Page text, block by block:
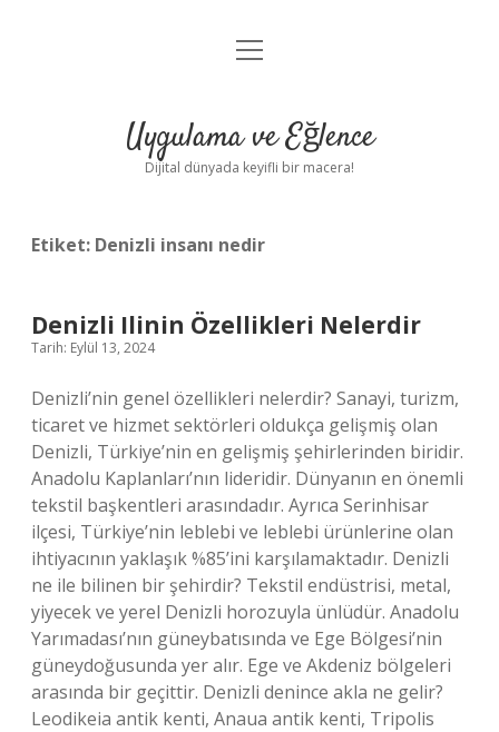
Anasayfa
Yasal Uyarı
menüyü
Uygulama ve Eğlence
Dijital dünyada keyifli bir macera!
Etiket: Denizli insanı nedir
Denizli Ilinin Özellikleri Nelerdir
Tarih: Eylül 13, 2024
Denizli’nin genel özellikleri nelerdir? Sanayi, turizm,
ticaret ve hizmet sektörleri oldukça gelişmiş olan
Denizli, Türkiye’nin en gelişmiş şehirlerinden biridir.
Anadolu Kaplanları’nın lideridir. Dünyanın en önemli
tekstil başkentleri arasındadır. Ayrıca Serinhisar
ilçesi, Türkiye’nin leblebi ve leblebi ürünlerine olan
ihtiyacının yaklaşık %85’ini karşılamaktadır. Denizli
ne ile bilinen bir şehirdir? Tekstil endüstrisi, metal,
yiyecek ve yerel Denizli horozuyla ünlüdür. Anadolu
Yarımadası’nın güneybatısında ve Ege Bölgesi’nin
güneydoğusunda yer alır. Ege ve Akdeniz bölgeleri
arasında bir geçittir. Denizli denince akla ne gelir?
Leodikeia antik kenti, Anaua antik kenti, Tripolis